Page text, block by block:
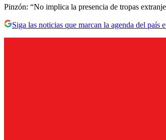
Pinzón: “No implica la presencia de tropas
Siga las noticias que marcan la agenda del país